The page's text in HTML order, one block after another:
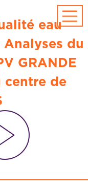
eau
Analyses du
GRANDE
centre de